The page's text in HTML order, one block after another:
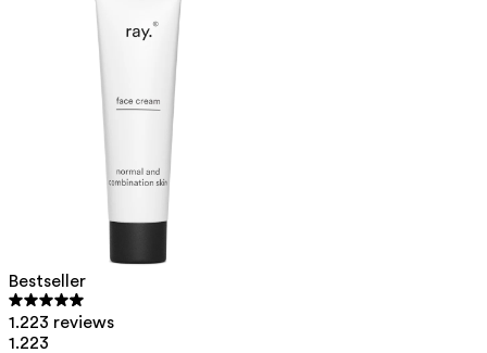
Bestseller
1.223 reviews
1.223